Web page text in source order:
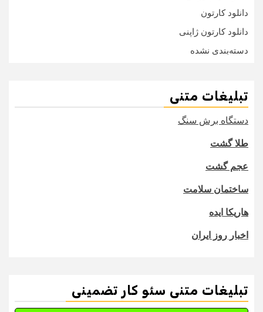
دانلود کارتون
دانلود کارتون ژاپنی
دسته‌بندی نشده
تبلیغات متنی
دستگاه برش سنگ
طلا گشت
عجم گشت
ساختمان سلامت
هاریکا ایده
اخبار روز ایران
تبلیغات متنی سئو کار تضمینی